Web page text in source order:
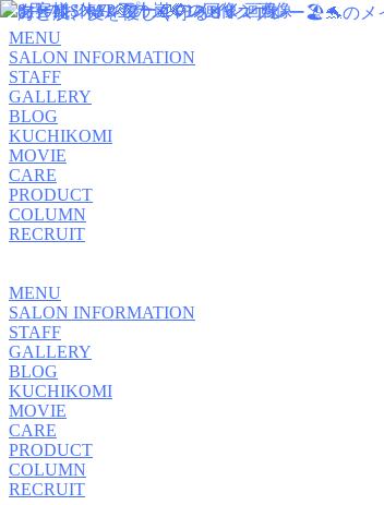
MENU
SALON INFORMATION
STAFF
GALLERY
BLOG
KUCHIKOMI
MOVIE
CARE
PRODUCT
COLUMN
RECRUIT
MENU
SALON INFORMATION
STAFF
GALLERY
BLOG
KUCHIKOMI
MOVIE
CARE
PRODUCT
COLUMN
RECRUIT